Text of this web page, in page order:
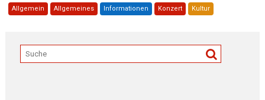
Allgemein Allgemeines Informationen Konzert Kultur